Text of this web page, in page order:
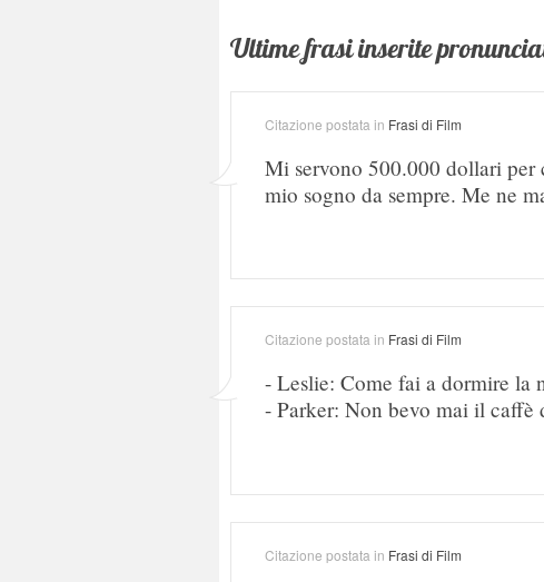
Ultime frasi inserite
Citazione postata in Frasi di Film
Mi servono 500.000 dollari
mio sogno da sempre. Me ne
Citazione postata in Frasi di Film
- Leslie: Come fai a dormire la
- Parker: Non bevo mai il caffè
Citazione postata in Frasi di Film